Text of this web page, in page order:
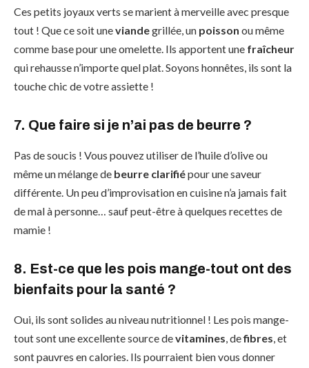
Ces petits joyaux verts se marient à merveille avec presque
tout ! Que ce soit uneviandegrillée, un poisson ou même
comme base pour une omelette. Ils apportent une fraîcheur
qui rehausse n’importe quel plat. Soyons honnêtes, ils sont la
touche chic de votre assiette !
7. Que faire si je n’ai pas de beurre ?
Pas de soucis ! Vous pouvez utiliser de l’huile d’olive ou
même un mélange de beurre clarifiépour une saveur
différente. Un peu d’improvisation en cuisine n’a jamais fait
de mal à personne… sauf peut-être à quelques recettes de
mamie !
8. Est-ce que les pois mange-tout ont des
bienfaits pour la santé ?
Oui, ils sont solides au niveau nutritionnel ! Les pois mange-
tout sont une excellente source devitamines, defibres, et
sont pauvres en calories. Ils pourraient bien vous donner